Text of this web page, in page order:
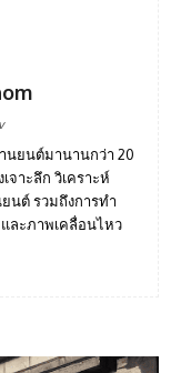
นยนต์มานานกว่า 20
จาะลึก วิเคราะห์
นต์ รวมถึงการทำ
ละภาพเคลื่อนไหว